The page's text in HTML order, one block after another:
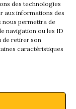
des technologies
aux informations des
nous permettra de
navigation ou les ID
de retirer son
caractéristiques
!